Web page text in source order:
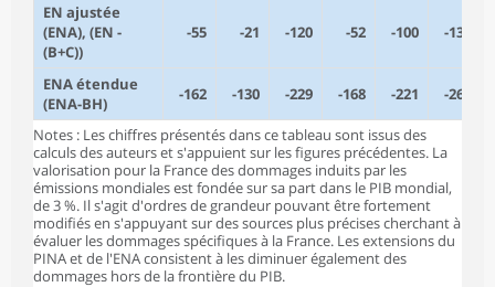
EN ajustée
(ENA), (EN -
(B+C))
-55 -21 -120 -52 -100 -133
ENA étendue
(ENA-BH)
-162 -130 -229 -168 -221 -264
Notes : Les chiffres présentés dans ce tableau sont issus des
calculs des auteurs et s'appuient sur les figures précédentes. La
valorisation pour la France des dommages induits par les
émissions mondiales est fondée sur sa part dans le PIB mondial,
de 3 %. Il s'agit d'ordres de grandeur pouvant être fortement
modifiés en s'appuyant sur des sources plus précises cherchant à
évaluer les dommages spécifiques à la France. Les extensions du
PINA et de l'ENA consistent à les diminuer également des
dommages hors de la frontière du PIB.